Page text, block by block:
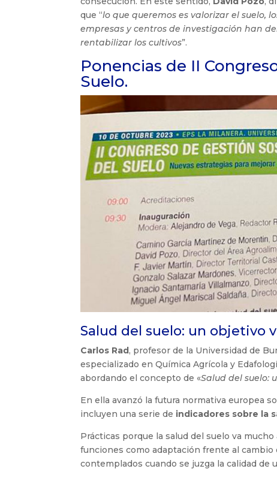
que “lo que queremos es valorizar el suelo,
empresas y centros de investigación han
rentabilizar los cultivos”.
Ponencias de II
Suelo.
Salud del suelo: un objetivo
Carlos Rad , profesor de la Universidad de
especializado en Química Agrícola y
abordando el concepto de «Salud del suelo:
En ella avanzó la futura normativa europea
incluyen una serie de indicadores sobre la
Prácticas porque la salud del suelo va
funciones como adaptación frente al
contemplados cuando se juzga la calidad de